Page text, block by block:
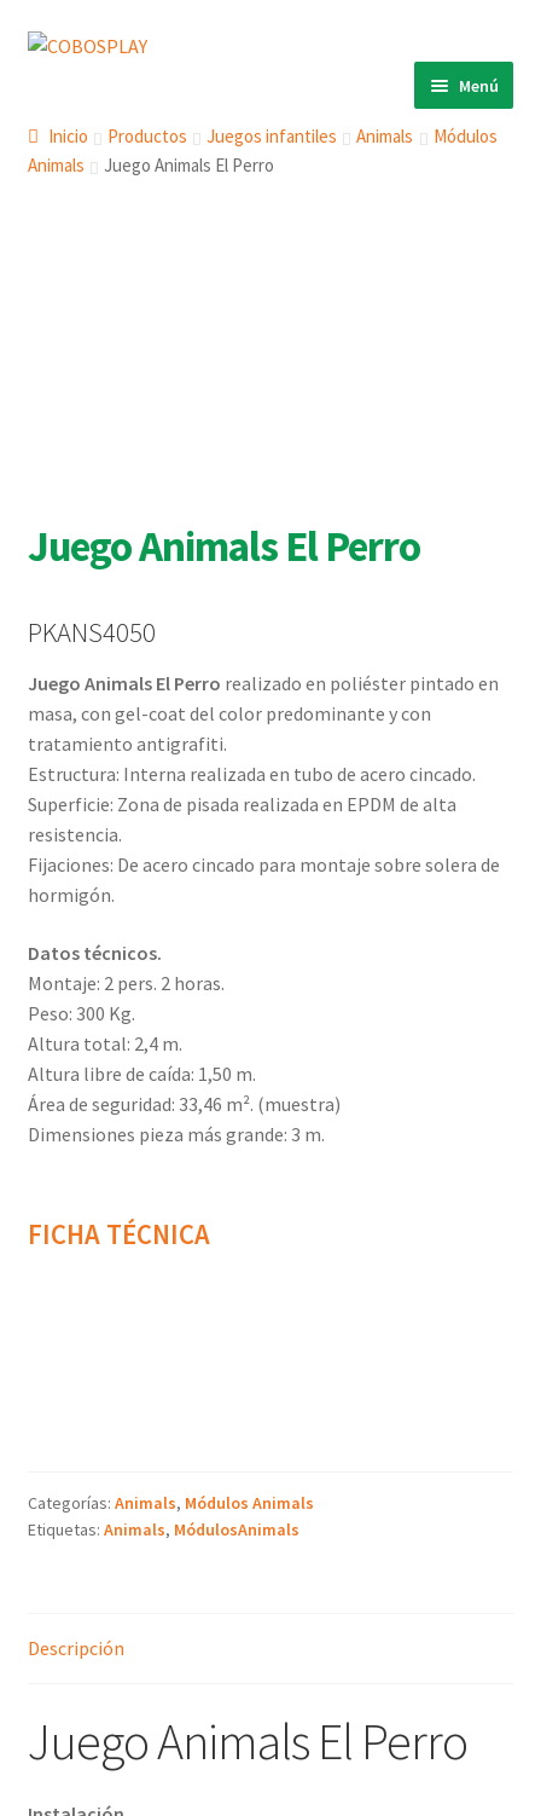
Ir
navegación
Ir
Menú
INICIO
PRODUCTOS
Inicio Productos Juegos infantiles Animals
Módulos
Animals
Juego Animals El Perro
Juego Animals El Perro
PKANS4050
Juego Animals El Perro realizado en poliéster pintado en
masa, con gel-coat del color predominante y con
tratamiento antigrafiti.
Estructura: Interna realizada en tubo de acero cincado.
Superficie: Zona de pisada realizada en EPDM de alta
resistencia.
Fijaciones: De acero cincado para montaje sobre solera de
hormigón.
Datos técnicos.
Montaje: 2 pers. 2 horas.
Peso: 300 Kg.
Altura total: 2,4 m.
Altura libre de caída: 1,50 m.
Área de seguridad: 33,46 m². (muestra)
Dimensiones pieza más grande: 3 m.
FICHA TÉCNICA
Categorías: Animals, Módulos Animals
Etiquetas: Animals, MódulosAnimals
Descripción
Juego Animals El Perro